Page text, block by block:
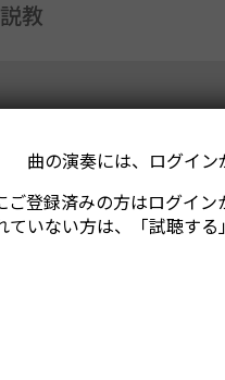
教
曲の演奏には、ログイン
ご登録済みの方はログイン
ていない方は、「試聴する